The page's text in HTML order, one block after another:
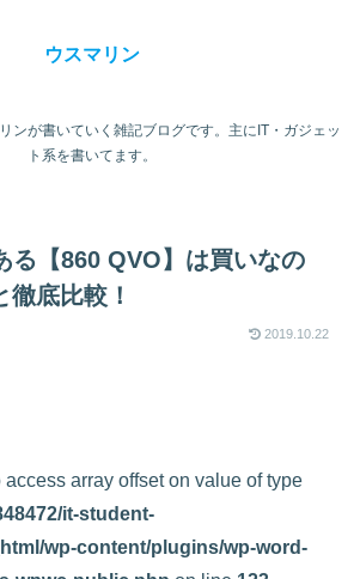
ウスマリン
ンが書いていく雑記ブログです。主にIT・ガジェッ
ト系を書いてます。
る【860 QVO】は買いなの
底比較！
2019.10.22
access array offset on value of type
it-student-
wp-content/plugins/wp-word-